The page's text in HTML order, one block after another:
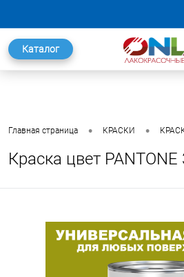
Каталог
Главная страница • КРАСКИ •
Краска цвет PANTONE